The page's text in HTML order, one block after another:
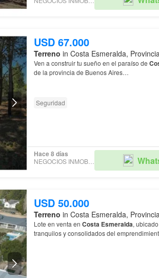
USD 67.000
Terreno in Costa Esmeralda,
Ven a construir tu sueño en el paraíso de
de la provincia de Buenos Aires…
Seguridad
Hace 8 días
NEGOCIOS INMOBILIARIOS
USD 50.000
Terreno in Costa Esmeralda,
Lote en venta en Costa Esmeralda,
tranquilos y consolidados del